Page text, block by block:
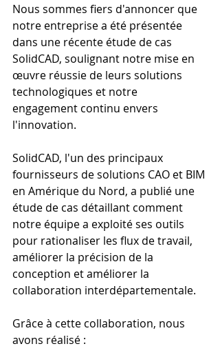
Nous sommes fiers d'annoncer que
notre entreprise a été présentée
dans une récente étude de cas
SolidCAD, soulignant notre mise en
œuvre réussie de leurs solutions
technologiques et notre
engagement continu envers
l'innovation.
SolidCAD, l'un des principaux
fournisseurs de solutions CAO et BIM
en Amérique du Nord, a publié une
étude de cas détaillant comment
notre équipe a exploité ses outils
pour rationaliser les flux de travail,
améliorer la précision de la
conception et améliorer la
collaboration interdépartementale.
Grâce à cette collaboration, nous
avons réalisé :